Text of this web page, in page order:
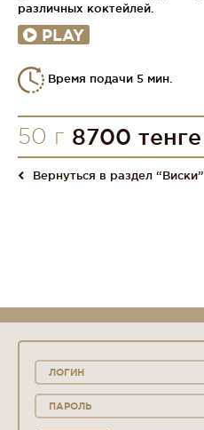
различных коктейлей.
PLAY
Время подачи 5 мин.
50 г 8700 тенге
Вернуться в раздел “Виски”